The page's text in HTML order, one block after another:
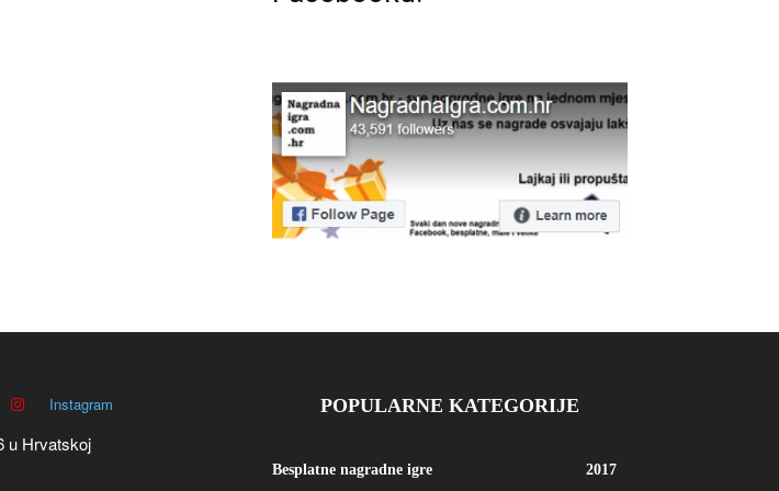
Instagram
u Hrvatskoj
POPULARNE KATEGORIJE
Besplatne nagradne igre 2017